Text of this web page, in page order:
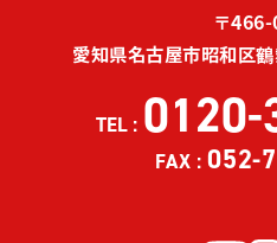
〒
愛知県名古屋市昭和区
TEL : 0120-
FAX : 052-